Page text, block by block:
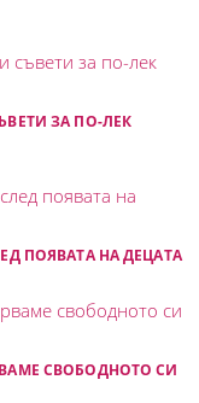
ЗА ПО-ЛЕК
ПОЯВАТА НА ДЕЦАТА
СВОБОДНОТО СИ